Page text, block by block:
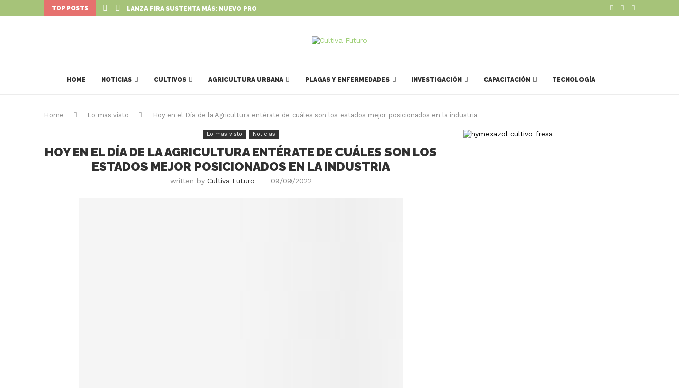
TOP POSTS LANZA FIRA SUSTENTA MÁS: NUEVO PROGRAMA PARA IMPULSAR...
HOME NOTICIAS CULTIVOS AGRICULTURA URBANA PLAGAS Y ENFERMEDADES INVESTIGACIÓN CAPACITACIÓN TECNOLOGÍA
Home Lo mas visto Hoy en el Día de la Agricultura entérate de cuáles son los estados mejor posicionados en la industria
Lo mas visto Noticias
HOY EN EL DÍA DE LA AGRICULTURA ENTÉRATE DE CUÁLES SON LOS
ESTADOS MEJOR POSICIONADOS EN LA INDUSTRIA
written by Cultiva Futuro 09/09/2022